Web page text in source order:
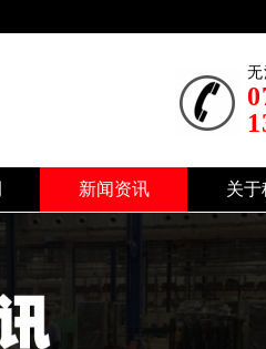
新闻资讯 关于